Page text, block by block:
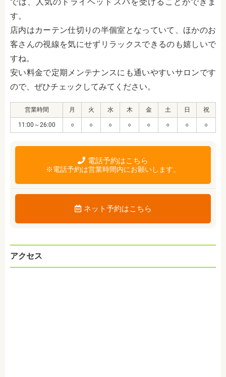
す。
店内はカーテン仕切りの半個室となっていて、ほかのお
客さんの視線を気にせずリラックスできるのも嬉しいで
すね。
安い料金で定期メンテナンスにも通いやすいサロンです
ので、ぜひチェックしてみてください。
営業時間 月 火 水 木 金 土 日 祝
11:00～26:00 ○ ○ ○ ○ ○ ○ ○ ○
電話予約はこちら
※電話予約は営業時間内にお願いします。
ネット予約はこちら
アクセス